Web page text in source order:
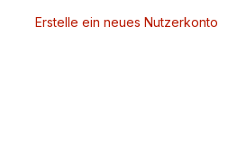
Erstelle ein neues Nutzerkonto